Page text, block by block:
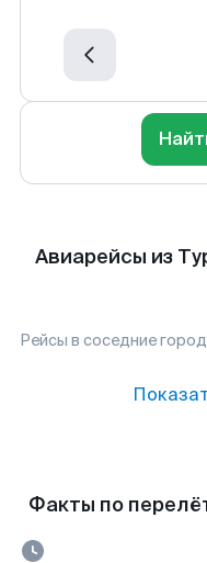
Авиарейсы из
Рейсы в соседние
Факты по